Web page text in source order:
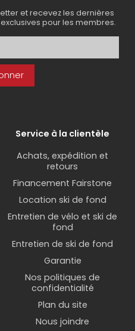
et recevez les dernières
pour les membres.
Service à la clientèle
Achats, expédition et
retours
Financement Fairstone
Location ski de fond
Entretien de vélo et ski de
fond
Entretien de ski de fond
Garantie
Nos politiques de
confidentialité
Plan du site
Nous joindre